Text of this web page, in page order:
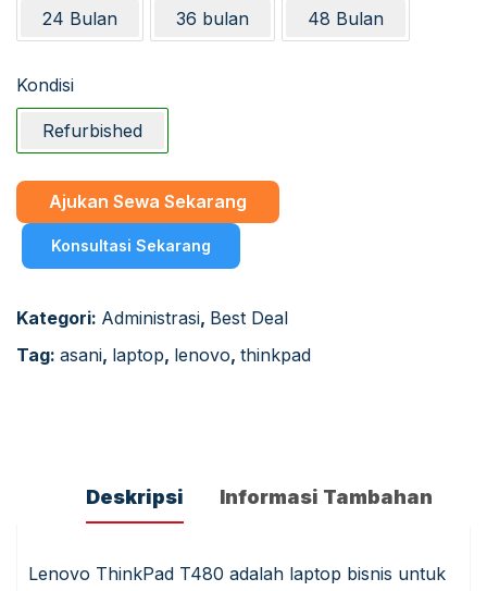
24 Bulan 36 bulan 48 Bulan
Kondisi
Refurbished
Ajukan Sewa Sekarang
Konsultasi Sekarang
Kategori: Administrasi, Best Deal
Tag: asani, laptop, lenovo, thinkpad
Deskripsi Informasi Tambahan
Lenovo ThinkPad T480 adalah laptop bisnis untuk